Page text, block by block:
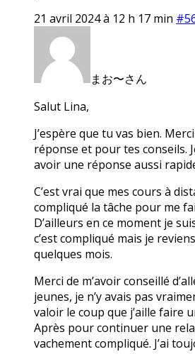
21 avril 2024 à 12 h 17 min
まお〜さん
Salut Lina,
J’espère que tu vas bien.
réponse et pour tes conseils.
avoir une réponse aussi
C’est vrai que mes cours à
compliqué la tâche pour me
D’ailleurs en ce moment je
c’est compliqué mais je
quelques mois.
Merci de m’avoir conseillé
jeunes, je n’y avais pas
valoir le coup que j’aille faire
Après pour continuer une
vachement compliqué. J’ai